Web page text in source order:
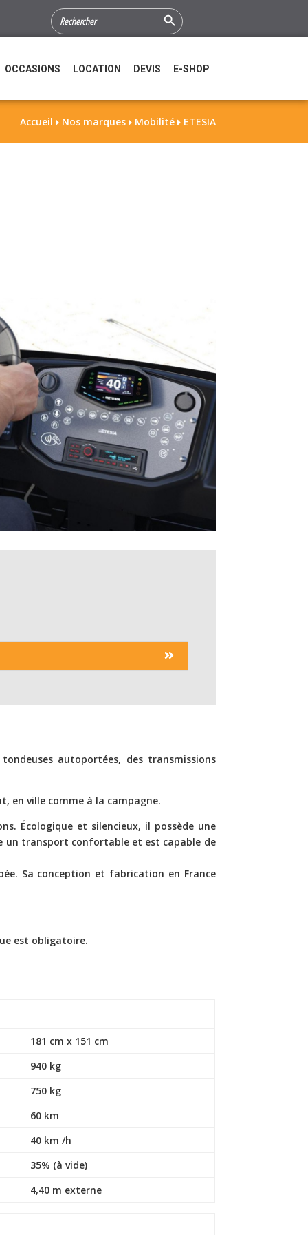
SEARCH
FOR:
Search Button
OCCASIONS LOCATION DEVIS E-SHOP
Accueil  Nos marques  Mobilité  ETESIA
autoportées, des transmissions
en ville comme à la campagne.
Écologique et silencieux, il possède une
un transport confortable et est capable de
Sa conception et fabrication en France
est obligatoire.
181 cm x 151 cm
940 kg
750 kg
60 km
40 km /h
35% (à vide)
4,40 m externe